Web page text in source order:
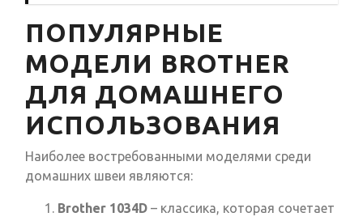
ПОПУЛЯРНЫЕ
МОДЕЛИ BROTHER
ДЛЯ ДОМАШНЕГО
ИСПОЛЬЗОВАНИЯ
Наиболее востребованными моделями среди
домашних швеи являются:
Brother 1034D – классика, которая сочетает